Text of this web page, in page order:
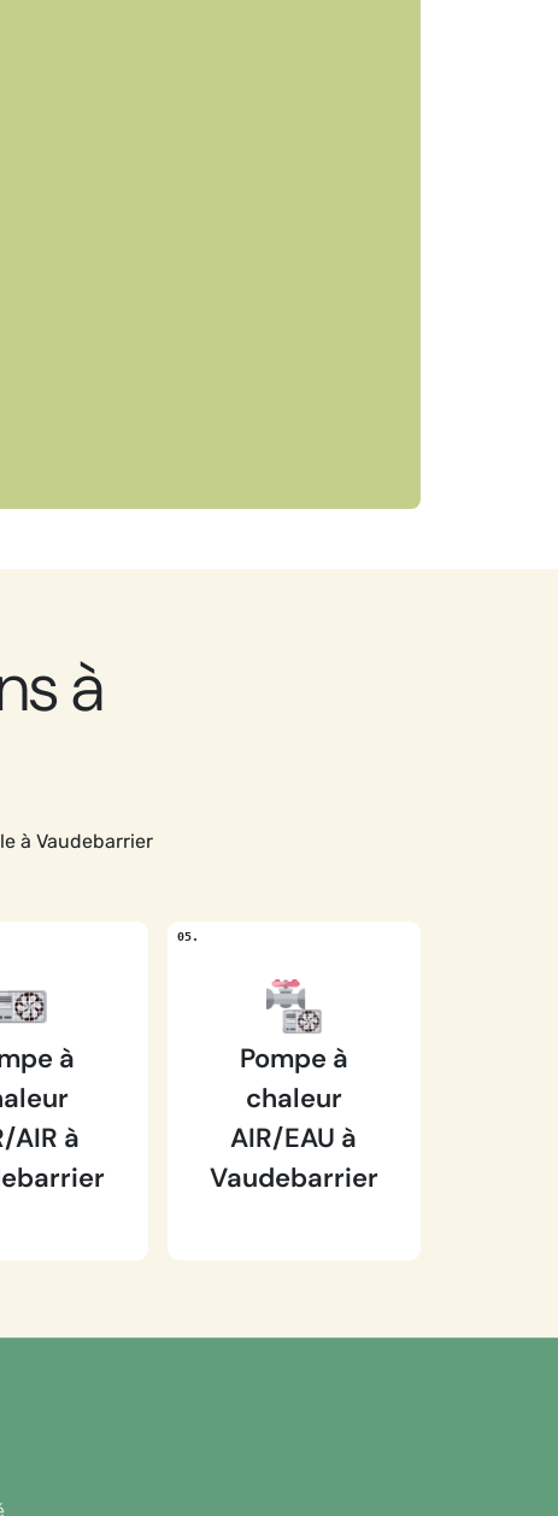
à
à Vaudebarrier
à
AIR à
Pompe à
chaleur
AIR/EAU à
Vaudebarrier